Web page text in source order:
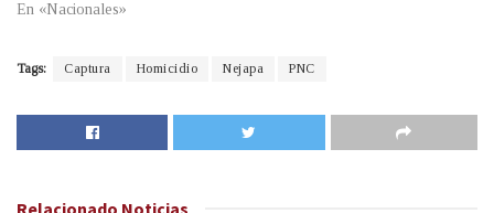
En «Nacionales»
Tags: Captura Homicidio Nejapa PNC
Relacionado Noticias